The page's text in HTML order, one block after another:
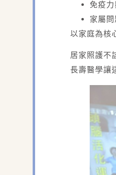
免疫
家屬
以家庭為核
居家照護不
長壽醫學讓